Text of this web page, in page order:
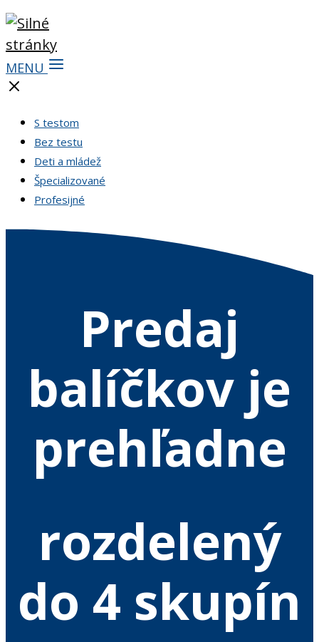
MENU
S testom
Bez testu
Deti a mládež
Špecializované
Profesijné
Predaj
balíčkov je
prehľadne
rozdelený
do 4 skupín